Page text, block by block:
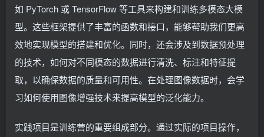
如 PyTorch 或 TensorFlow 等工具来构建和训练多模态大模
型。这些框架提供了丰富的函数和接口，能够帮助我们更高
效地实现模型的搭建和优化。同时，还会涉及到数据预处理
的技术，如何对不同模态的数据进行清洗、标注和特征提
取，以确保数据的质量和可用性。在处理图像数据时，会学
习如何使用图像增强技术来提高模型的泛化能力。
实践项目是训练营的重要组成部分。通过实际的项目操作，